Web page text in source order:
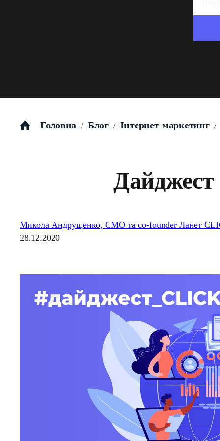
Головна / Блог / Інтернет-маркетинг /
Дайджест
Микола Андрущенко, CMO та co-founder Ланет
28.12.2020